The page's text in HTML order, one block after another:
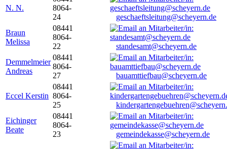
N. N.
8064-
24
geschaeftsleitung@scheyern.de
Braun
Melissa
08441
8064-
22
standesamt@scheyern.de
Demmelmeier
Andreas
08441
8064-
27
bauamttiefbau@scheyern.de
Eccel Kerstin
08441
8064-
25
Eichinger
Beate
08441
8064-
23
gemeindekasse@scheyern.de